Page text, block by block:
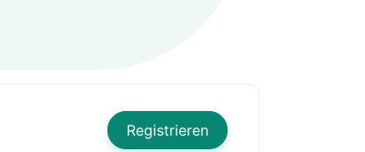
Registrieren